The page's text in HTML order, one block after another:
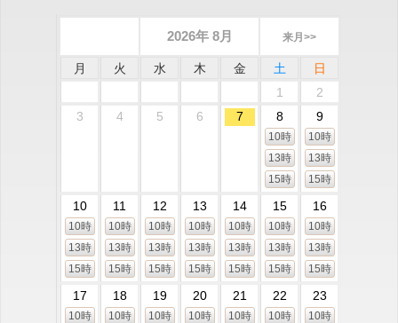
2026年 8月 来月>>
月 火 水 木 金 土
日
1
2
3
4 5 6 7 8
10時
13時
15時
9
10時
13時
15時
10
10時
13時
15時
11
10時
13時
15時
12
10時
13時
15時
13
10時
13時
15時
14
10時
13時
15時
15
10時
13時
15時
16
10時
13時
15時
17
10時
18
10時
19
10時
20
10時
21
10時
22
10時
23
10時